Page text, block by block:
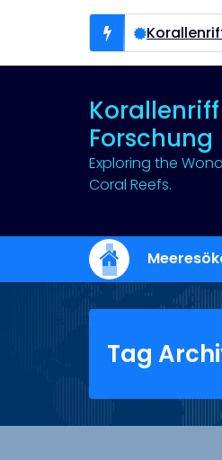
Korallenriffe in
Korallenriff
Forschung
Exploring the
Coral Reefs.
Tag